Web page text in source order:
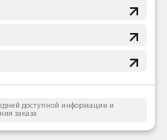
доступной информации и
заказа